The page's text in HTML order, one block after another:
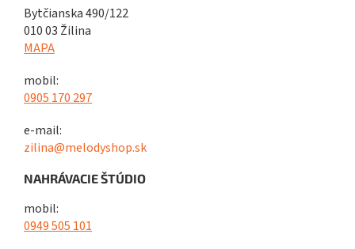
Bytčianska 490/122
010 03 Žilina
MAPA
mobil:
0905 170 297
e-mail:
zilina@melodyshop.sk
NAHRÁVACIE ŠTÚDIO
mobil:
0949 505 101